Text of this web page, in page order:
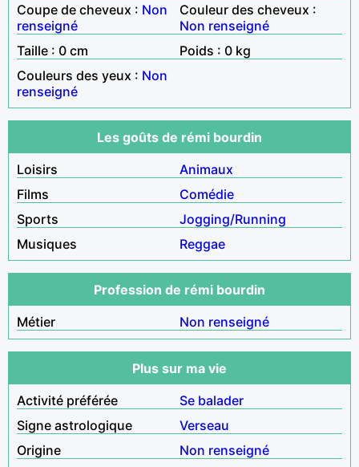
Coupe de cheveux : Non
renseigné
Couleur des cheveux :
Non renseigné
Taille : 0 cm
Poids : 0 kg
Couleurs des yeux : Non
renseigné
Les goûts de rémi bourdin
Loisirs
Animaux
Films
Comédie
Sports
Jogging/Running
Musiques
Reggae
Profession de rémi bourdin
Métier
Non renseigné
Plus sur ma vie
Activité préférée
Se balader
Signe astrologique
Verseau
Origine
Non renseigné